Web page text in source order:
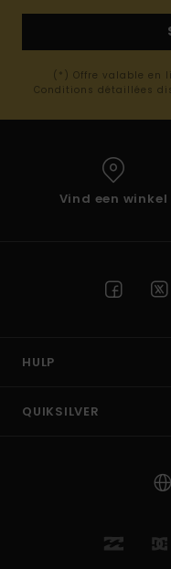
(*) Offre valable en
Conditions détaillées
Vind een winkel
HULP
QUIKSILVER